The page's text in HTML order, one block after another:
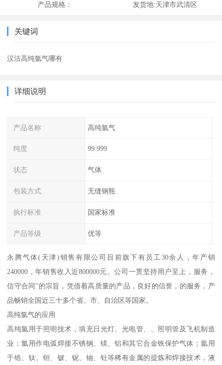
产品规格： 发货地:天津市武清区
关键词
汉沽高纯氩气哪有
详细说明
产品名称 高纯氩气
纯度 99.999
状态 气体
包装方式 无缝钢瓶
执行标准 国家标准
产品等级 优等
永腾气体(天津)销售有限公司目前旗下有员工30余人，年产销
240000，年销售收入近800000元。公司一贯坚持用户至上，服务，
信守合同”的宗旨，凭借着高质量的产品，良好的信誉，的服务，产
品畅销全国近三十多个省、市、自治区等国家。
高纯氩气的应用
高纯氩用于照明技术，填充日光灯、光电管、、照明管及飞机制造
业；氩用作电弧焊接不锈钢、镁、铝和其它合金铁保护气体；氩用
于锆、钛、钽、铍、铌、铀、钍等稀有金属的提炼和焊接技术，液